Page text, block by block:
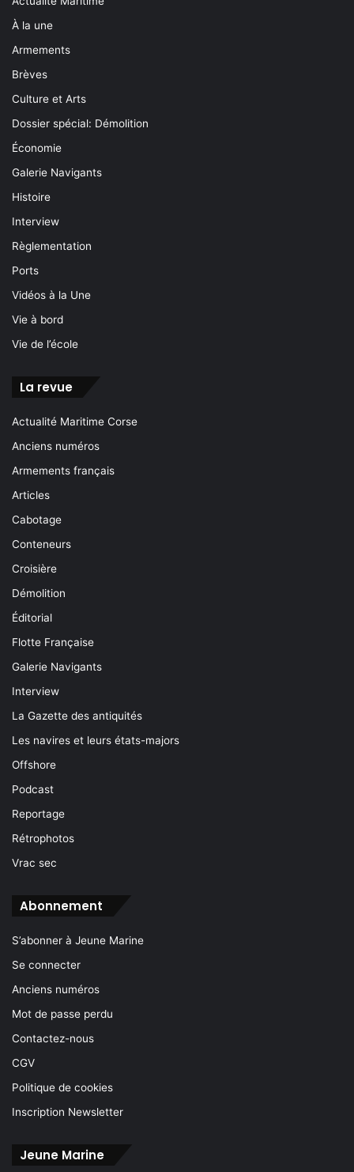
À la une
Armements
Brèves
Culture et Arts
Dossier spécial: Démolition
Économie
Galerie Navigants
Histoire
Interview
Règlementation
Ports
Vidéos à la Une
Vie à bord
Vie de l’école
La revue
Actualité Maritime Corse
Anciens numéros
Armements français
Articles
Cabotage
Conteneurs
Croisière
Démolition
Éditorial
Flotte Française
Galerie Navigants
Interview
La Gazette des antiquités
Les navires et leurs états-majors
Offshore
Podcast
Reportage
Rétrophotos
Vrac sec
Abonnement
S’abonner à Jeune Marine
Se connecter
Anciens numéros
Mot de passe perdu
Contactez-nous
CGV
Politique de cookies
Inscription Newsletter
Jeune Marine